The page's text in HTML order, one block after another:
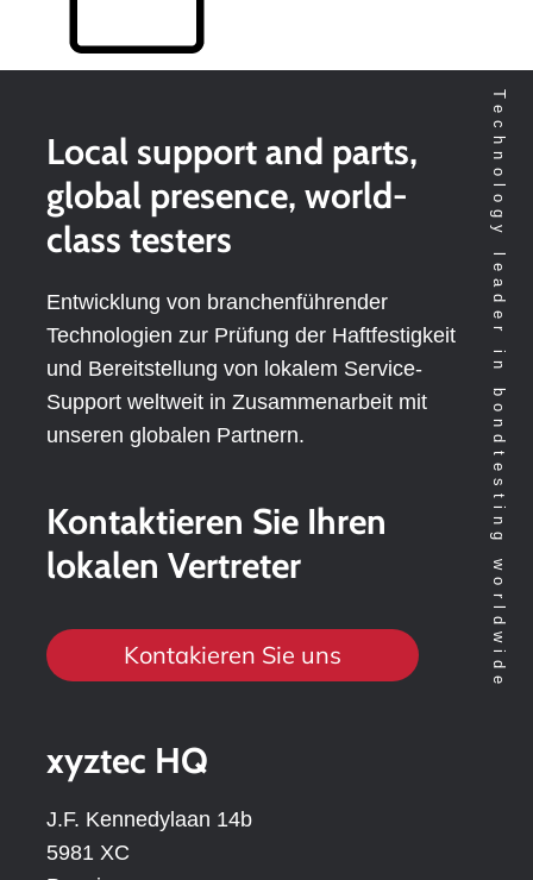
Technology leader in bondtesting worldwide
Local support and parts,
global presence, world-
class testers
Entwicklung von branchenführender
Technologien zur Prüfung der Haftfestigkeit
und Bereitstellung von lokalem Service-
Support weltweit in Zusammenarbeit mit
unseren globalen Partnern.
Kontaktieren Sie Ihren
lokalen Vertreter
Kontakieren Sie uns
xyztec HQ
J.F. Kennedylaan 14b
5981 XC